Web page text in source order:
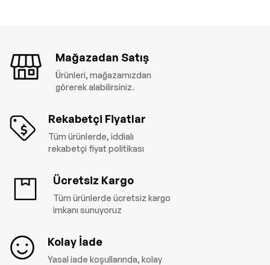
Mağazadan Satış
Ürünleri, mağazamızdan
görerek alabilirsiniz.
Rekabetçi Fiyatlar
Tüm ürünlerde, iddialı
rekabetçi fiyat politikası
Ücretsiz Kargo
Tüm ürünlerde ücretsiz kargo
imkanı sunuyoruz
Kolay İade
Yasal iade koşullarında, kolay